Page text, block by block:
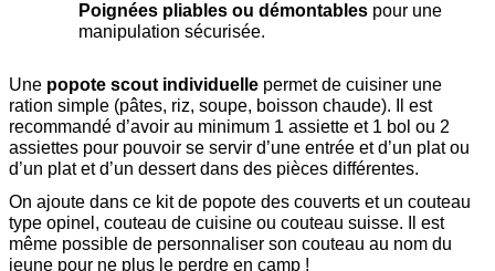
Poignées pliables ou démontables pour une
manipulation sécurisée.
Une popote scout individuelle permet de cuisiner une
ration simple (pâtes, riz, soupe, boisson chaude). Il est
recommandé d’avoir au minimum 1 assiette et 1 bol ou 2
assiettes pour pouvoir se servir d’une entrée et d’un plat ou
d’un plat et d’un dessert dans des pièces différentes.
On ajoute dans ce kit de popote des couverts et un couteau
type opinel, couteau de cuisine ou couteau suisse. Il est
même possible de personnaliser son couteau au nom du
jeune pour ne plus le perdre en camp !